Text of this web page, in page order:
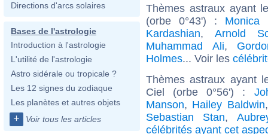
Directions d'arcs solaires
Bases de l'astrologie
Introduction à l'astrologie
L'utilité de l'astrologie
Astro sidérale ou tropicale ?
Les 12 signes du zodiaque
Les planètes et autres objets
+ Voir tous les articles
Thèmes astraux ayant
(orbe 0°43') : Monica
Kardashian, Arnold
Muhammad Ali,
Holmes... Voir les
Thèmes astraux ayant
Ciel (orbe 0°56') :
Manson, Hailey Baldwin
Sebastian Stan,
célébrités ayant cet